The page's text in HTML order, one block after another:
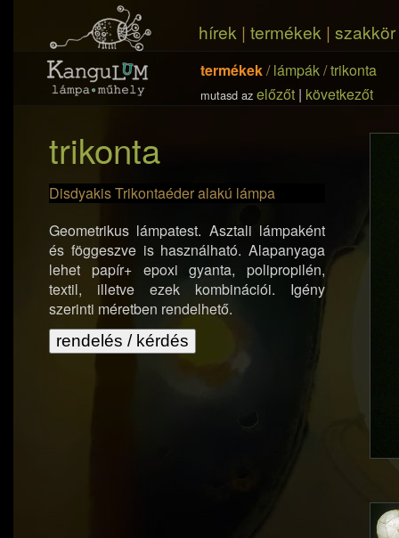
hírek | termékek | szakkör
termékek/lámpák/trikonta
mutasd az előzőt | következőt
trikonta
Disdyakis Trikontaéder alakú lámpa
Geometrikus lámpatest. Asztali lámpaként
és föggeszve is használható. Alapanyaga
lehet papír+ epoxi gyanta, polipropilén,
textil, illetve ezek kombinációi. Igény
szerinti méretben rendelhető.